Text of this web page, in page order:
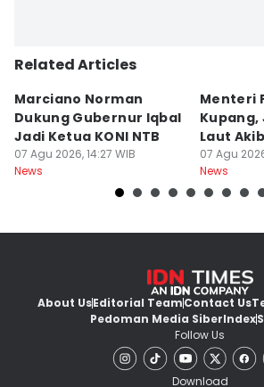
Related Articles
Marciano Norman
Dukung Gubernur Iqbal
Jadi Ketua KONI NTB
07 Agu 2026, 14:27 WIB
News
Menteri
Kupang,
Laut
Minyak
07 Agu
News
About UsEditorial TeamContact Us
Pedoman Media SiberIndex
Follow Us
Download